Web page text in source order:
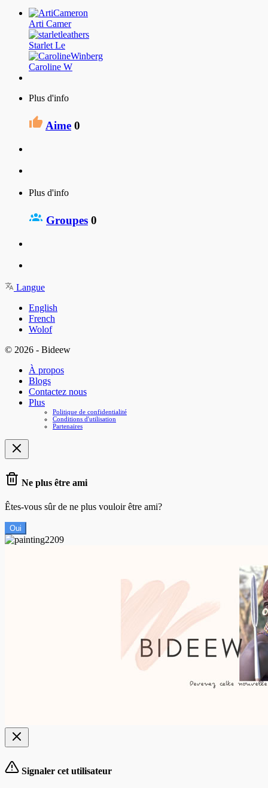
Arti Camer
Starlet Le
Caroline W
Plus d'info
Aime 0
Plus d'info
Groupes 0
Langue
English
French
Wolof
© 2026 - Bideew
À propos
Blogs
Contactez nous
Plus
Politique de confidentialité
Conditions d'utilisation
Partenaires
Ne plus être ami
Êtes-vous sûr de ne plus vouloir être ami?
Oui
Signaler cet utilisateur